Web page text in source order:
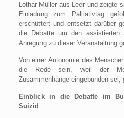
Lothar Müller aus Leer und zeigte
Einladung zum Palliativtag
erschüttert und entsetzt darüber
die Debatte um den
Anregung zu dieser Veranstaltung
Von einer Autonomie des
die Rede sein, weil der
Zusammenhänge eingebunden sei,
Einblick in die Debatte im
Suizid